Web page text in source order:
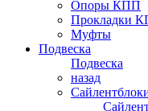
Опоры КПП
Прокладки
Муфты
Подвеска
Подвеска
назад